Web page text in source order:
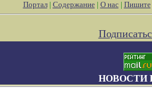
Портал| Содержание| О нас| Пишите
НОВОСТИ